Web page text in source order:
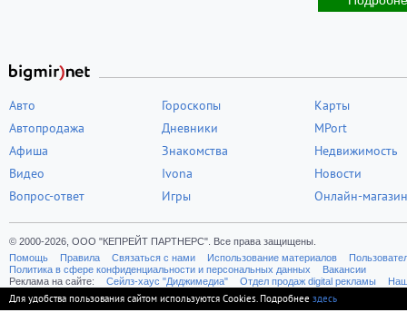
Авто
Автопродажа
Афиша
Видео
Вопрос-ответ
Гороскопы
Дневники
Знакомства
Ivona
Игры
Карты
MPort
Недвижимость
Новости
Онлайн-магазин
© 2000-2026, ООО "КЕПРЕЙТ ПАРТНЕРС". Все права защищены.
Помощь
Правила Связаться с нами Использование материалов
Политика в сфере конфиденциальности и персональных данных
Вакансии
Реклама на сайте:
Cейлз-хаус "Диджимедиа" Отдел продаж digital рекламы
Для удобства пользования сайтом используются Cookies. Подробнее здесь